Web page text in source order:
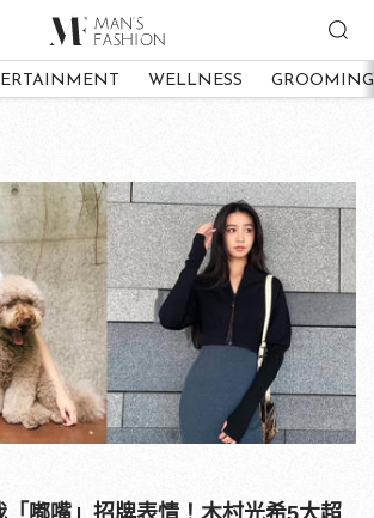
WELLNESS GROOMING
嘟嘴」招牌表情！木村光希5大超